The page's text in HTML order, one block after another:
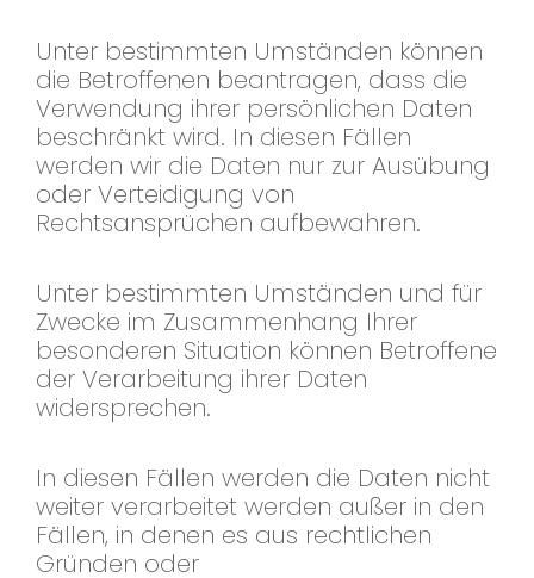
Unter bestimmten Umständen können
die Betroffenen beantragen, dass die
Verwendung ihrer persönlichen Daten
beschränkt wird. In diesen Fällen
werden wir die Daten nur zur Ausübung
oder Verteidigung von
Rechtsansprüchen aufbewahren.
Unter bestimmten Umständen und für
Zwecke im Zusammenhang Ihrer
besonderen Situation können Betroffene
der Verarbeitung ihrer Daten
widersprechen.
In diesen Fällen werden die Daten nicht
weiter verarbeitet werden außer in den
Fällen, in denen es aus rechtlichen
Gründen oder